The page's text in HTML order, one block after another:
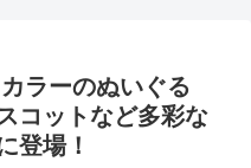
ラーのぬいぐる
コットなど多彩な
登場！